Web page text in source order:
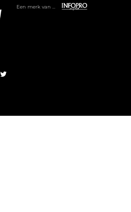
Een merk van ...